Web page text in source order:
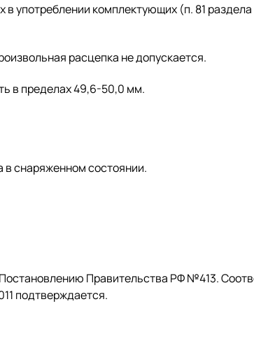
употреблении комплектующих (п. 81 раздела
расцепка не допускается.
в пределах 49,6-50,0 мм.
в снаряженном состоянии.
Правительства РФ №413.
подтверждается.